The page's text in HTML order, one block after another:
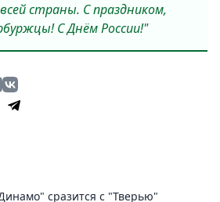
страны. С праздником,
С Днём России!"
сразится с "Тверью"